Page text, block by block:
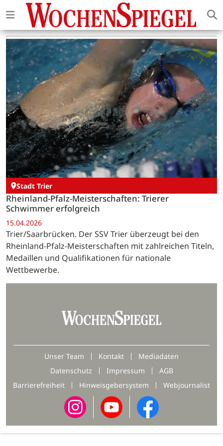
Stadt Trier
Rheinland-Pfalz-Meisterschaften: Trierer
Schwimmer erfolgreich
15.04.2026
Trier/Saarbrücken. Der SSV Trier überzeugt bei den
Rheinland-Pfalz-Meisterschaften mit zahlreichen Titeln,
Medaillen und Qualifikationen für nationale
Wettbewerbe.
Unser Team Kontakt
Mediadaten
Datenschutz
Impressum
AGB
Barrierefreiheit
Hinweisgebersystem Webjournalist